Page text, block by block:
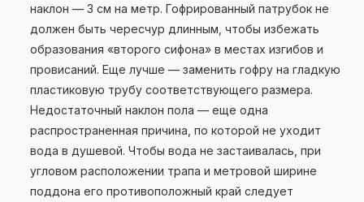
наклон — 3 см на метр. Гофрированный патрубок не
должен быть чересчур длинным, чтобы избежать
образования «‎второго сифона» в местах изгибов и
провисаний. Еще лучше — заменить гофру на гладкую
пластиковую трубу соответствующего размера.
Недостаточный наклон пола — еще одна
распространенная причина, по которой не уходит
вода в душевой. Чтобы вода не застаивалась, при
угловом расположении трапа и метровой ширине
поддона его противоположный край следует